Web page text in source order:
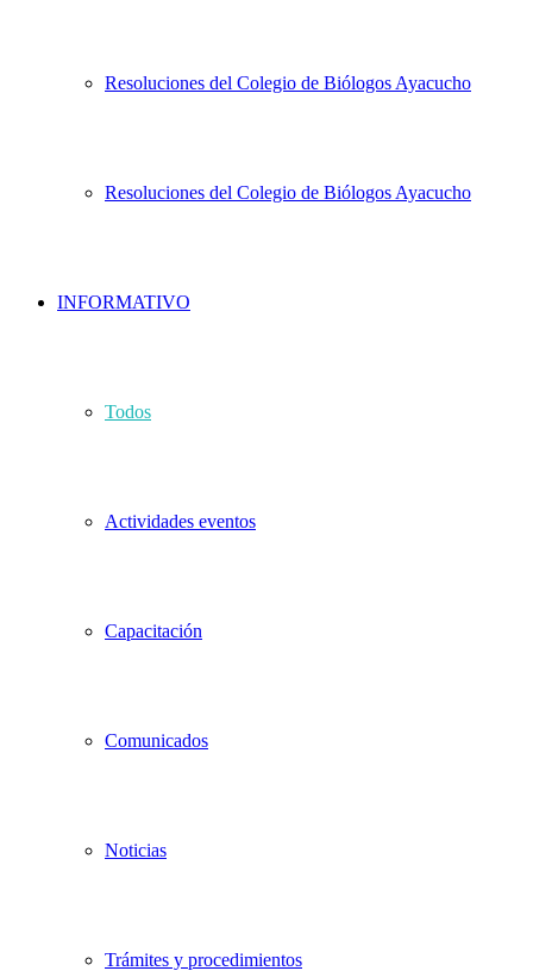
Resoluciones del Colegio de Biólogos Ayacucho
Resoluciones del Colegio de Biólogos Ayacucho
INFORMATIVO
Todos
Actividades eventos
Capacitación
Comunicados
Noticias
Trámites y procedimientos